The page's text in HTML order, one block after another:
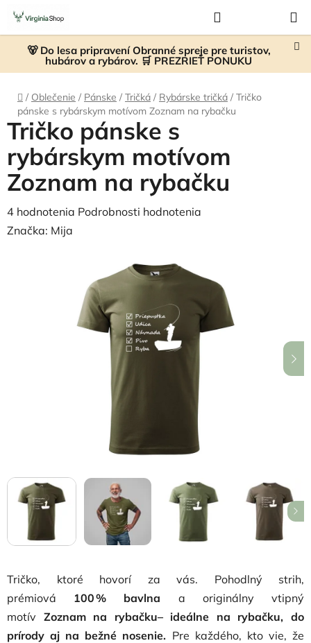
Prejsť
obsah
🐻 Do lesa pripravení Obranné spreje pre turistov,
hubárov a rybárov. 🛒 PREZRIEŤ PONUKU
KOŠÍK
Domov
/ Oblečenie / Pánske / Tričká / Rybárske tričká / Tričko
pánske s rybárskym motívom Zoznam na rybačku
Tričko, ktoré hovorí za vás. Pohodlný strih,
prémiová 100 % bavlna a originálny vtipný
motív Zoznam na rybačku– ideálne na rybačku, do
prírody aj na bežné nosenie. Pre každého, kto vie, že
Tričko pánske s
rybárskym motívom
Zoznam na rybačku
Priemerné
hodnotenie
4 hodnotenia Podrobnosti hodnotenia
Značka: Mija